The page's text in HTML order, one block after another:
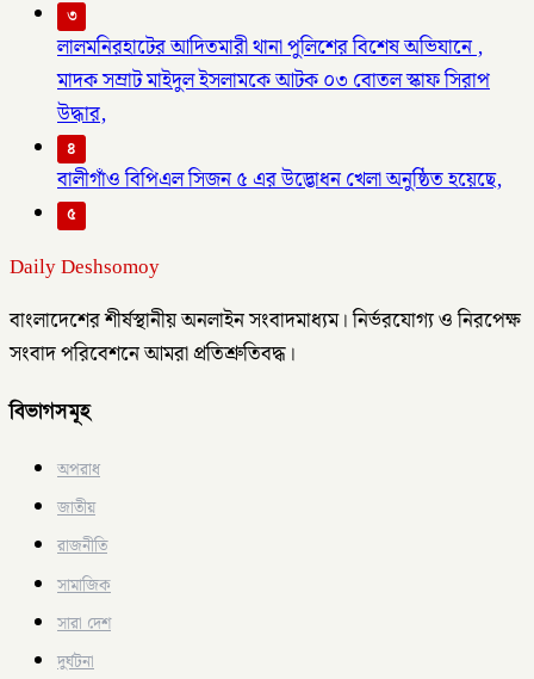
৩
লালমনিরহাটের আদিতমারী থানা পুলিশের বিশেষ অভিযানে ,
মাদক সম্রাট মাইদুল ইসলামকে আটক ০৩ বোতল স্কাফ সিরাপ
উদ্ধার,
৪
বালীগাঁও বিপিএল সিজন ৫ এর উদ্ভোধন খেলা অনুষ্ঠিত হয়েছে,
৫
Daily Deshsomoy
বাংলাদেশের শীর্ষস্থানীয় অনলাইন সংবাদমাধ্যম। নির্ভরযোগ্য ও নিরপেক্ষ
সংবাদ পরিবেশনে আমরা প্রতিশ্রুতিবদ্ধ।
বিভাগসমূহ
অপরাধ
জাতীয়
রাজনীতি
সামাজিক
সারা দেশ
দুর্ঘটনা